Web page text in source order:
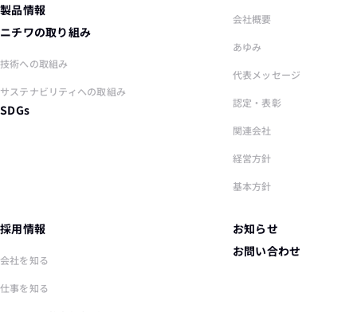
製品情報
ニチワの取り組み
技術への取組み
サステナビリティへの取組み
SDGs
会社概要
あゆみ
代表メッセージ
認定・表彰
関連会社
経営方針
基本方針
採用情報
会社を知る
仕事を知る
お知らせ
お問い合わせ